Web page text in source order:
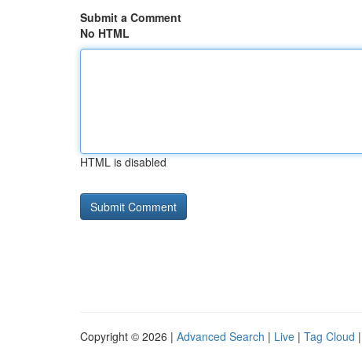
Submit a Comment
No HTML
HTML is disabled
Copyright © 2026 | Advanced Search | Live | Tag Cloud |